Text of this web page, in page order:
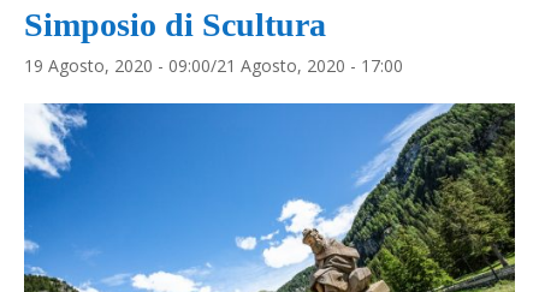
Simposio di Scultura
19 Agosto, 2020 - 09:00/21 Agosto, 2020 - 17:00